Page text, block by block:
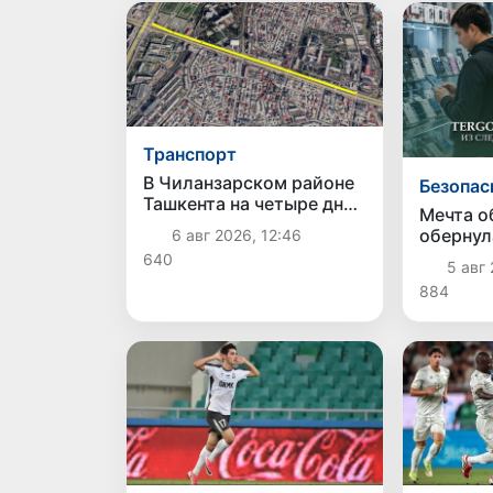
Транспорт
В Чиланзарском районе
Ташкента на четыре дня
ограничат движение на
участке Малой
кольцевой дороги
6 авг 2026, 12:46
640
Мечта
делом:
5 авг
884